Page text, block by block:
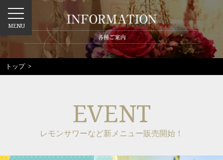
MENU
トップ>
EVENT
レモンサワーなど新メニュー販売開始！